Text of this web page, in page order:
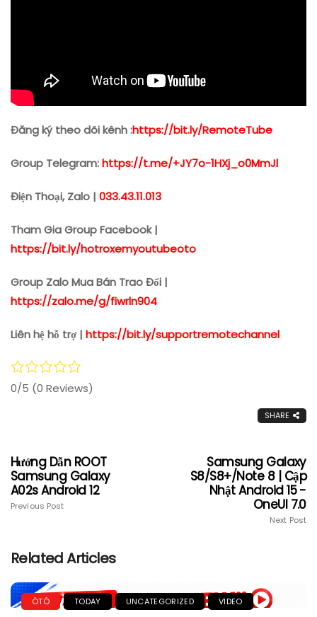
Đăng ký theo dõi kênh :https://bit.ly/RemoteTube
Group Telegram:https://t.me/+JY7o-1HXj_o0MmJl
Điện Thoại, Zalo | 033.43.11.013
Tham Gia Group Facebook |
https://bit.ly/hotroxemyoutubeoto
Group Zalo Mua Bán Trao Đổi |
https://zalo.me/g/fiwrln904
Liên hệ hỗ trợ | https://bit.ly/supportremotechannel
0/5 (0 Reviews)
SHARE
Hướng Dẫn ROOT
Samsung Galaxy
A02s Android 12
Previous Post
Samsung Galaxy
S8/S8+/Note 8 | Cập
Nhật Android 15 -
OneUI 7.0
Next Post
Related Articles
ÔTÔ TODAY UNCATEGORIZED VIDEO